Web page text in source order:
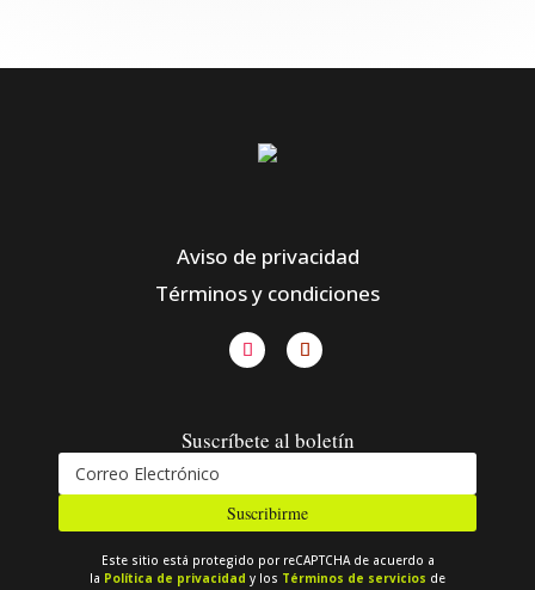
Aviso de privacidad
Términos y condiciones
Suscríbete al boletín
Suscribirme
Este sitio está protegido por reCAPTCHA de acuerdo a
la Política de privacidad y los Términos de servicios de